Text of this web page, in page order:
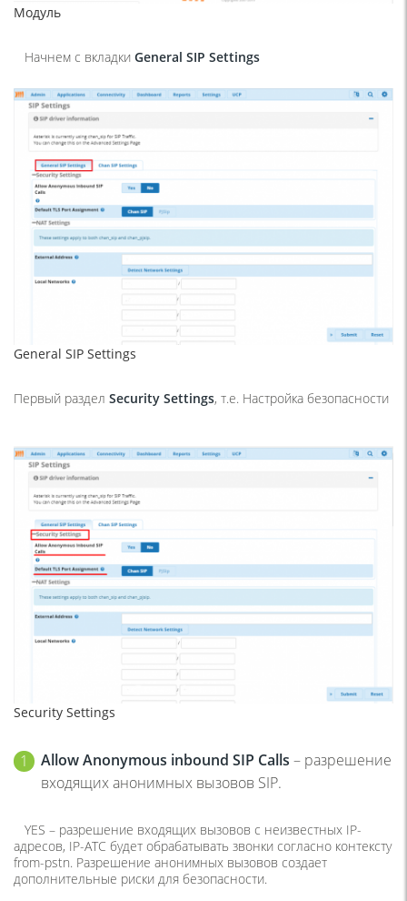
Модуль
Начнем с вкладки General SIP Settings
General SIP Settings
Первый раздел Security Settings, т.е. Настройка безопасности
Security Settings
Allow Anonymous inbound SIP Calls – разрешение
входящих анонимных вызовов SIP.
YES – разрешение входящих вызовов c неизвестных IP-
адресов, IP-АТС будет обрабатывать звонки согласно контексту
from-pstn. Разрешение анонимных вызовов создает
дополнительные риски для безопасности.